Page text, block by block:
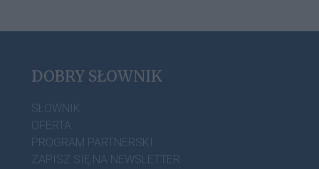
DOBRY SŁOWNIK
SŁOWNIK
OFERTA
PROGRAM PARTNERSKI
ZAPISZ SIĘ NA NEWSLETTER